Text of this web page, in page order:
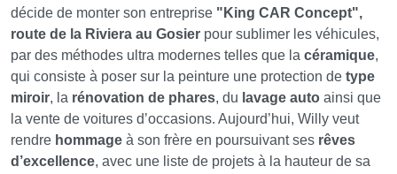
décide de monter son entreprise "King CAR Concept",
route de la Riviera au Gosier pour sublimer les véhicules,
par des méthodes ultra modernes telles que la céramique,
qui consiste à poser sur la peinture une protection de type
miroir, la rénovation de phares, du lavage auto ainsi que
la vente de voitures d’occasions. Aujourd’hui, Willy veut
rendre hommage à son frère en poursuivant ses rêves
d’excellence, avec une liste de projets à la hauteur de sa